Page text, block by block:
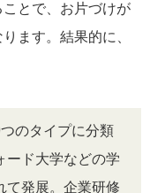
とで、お片づけが
ます。結果的に、
のタイプに分類
ード大学などの学
て発展。企業研修